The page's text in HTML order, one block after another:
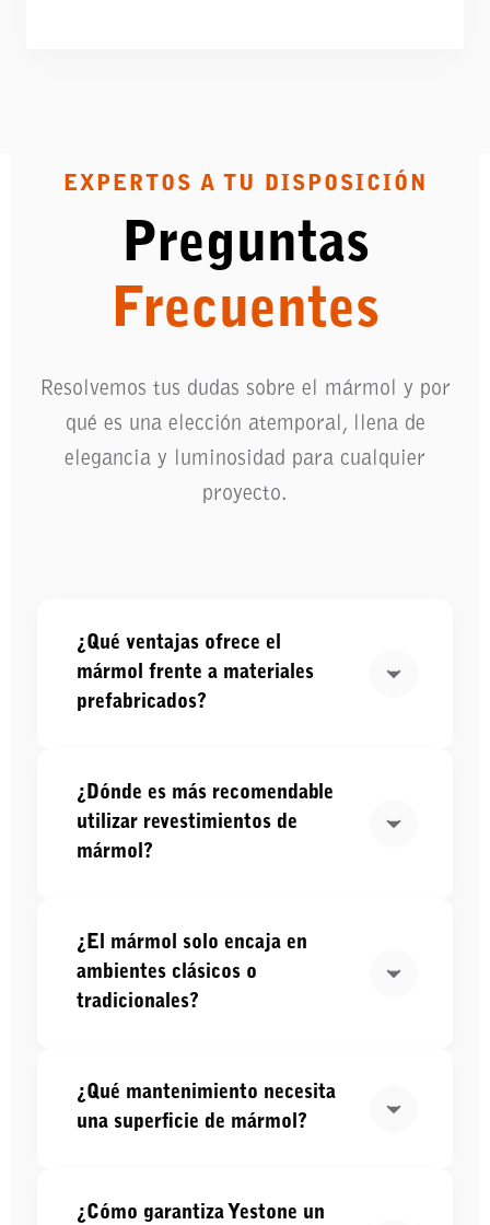
EXPERTOS A TU DISPOSICIÓN
Preguntas
Frecuentes
Resolvemos tus dudas sobre el mármol y por
qué es una elección atemporal, llena de
elegancia y luminosidad para cualquier
proyecto.
¿Qué ventajas ofrece el
mármol frente a materiales
prefabricados?
¿Dónde es más recomendable
utilizar revestimientos de
mármol?
¿El mármol solo encaja en
ambientes clásicos o
tradicionales?
¿Qué mantenimiento necesita
una superficie de mármol?
¿Cómo garantiza Yestone un